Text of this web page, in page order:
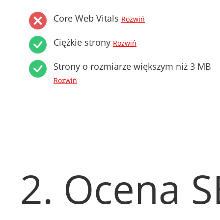
Core Web Vitals Rozwiń
Ciężkie strony Rozwiń
Strony o rozmiarze większym niż 3 MB
Rozwiń
2. Ocena